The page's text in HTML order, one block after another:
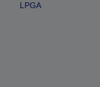
LPGA